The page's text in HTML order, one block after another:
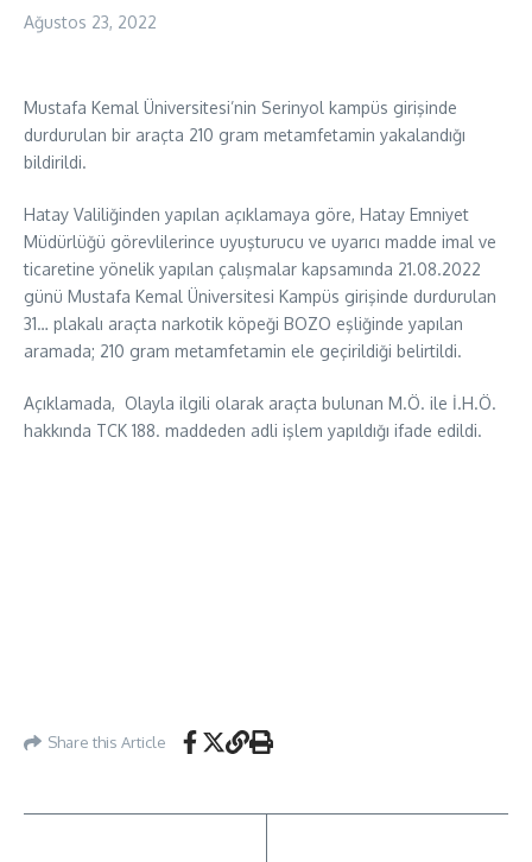
Ağustos 23, 2022
Mustafa Kemal Üniversitesi’nin Serinyol kampüs girişinde
durdurulan bir araçta 210 gram metamfetamin yakalandığı
bildirildi.
Hatay Valiliğinden yapılan açıklamaya göre, Hatay Emniyet
Müdürlüğü görevlilerince uyuşturucu ve uyarıcı madde imal ve
ticaretine yönelik yapılan çalışmalar kapsamında 21.08.2022
günü Mustafa Kemal Üniversitesi Kampüs girişinde durdurulan
31… plakalı araçta narkotik köpeği BOZO eşliğinde yapılan
aramada; 210 gram metamfetamin ele geçirildiği belirtildi.
Açıklamada, Olayla ilgili olarak araçta bulunan M.Ö. ile İ.H.Ö.
hakkında TCK 188. maddeden adli işlem yapıldığı ifade edildi.
Share this Article